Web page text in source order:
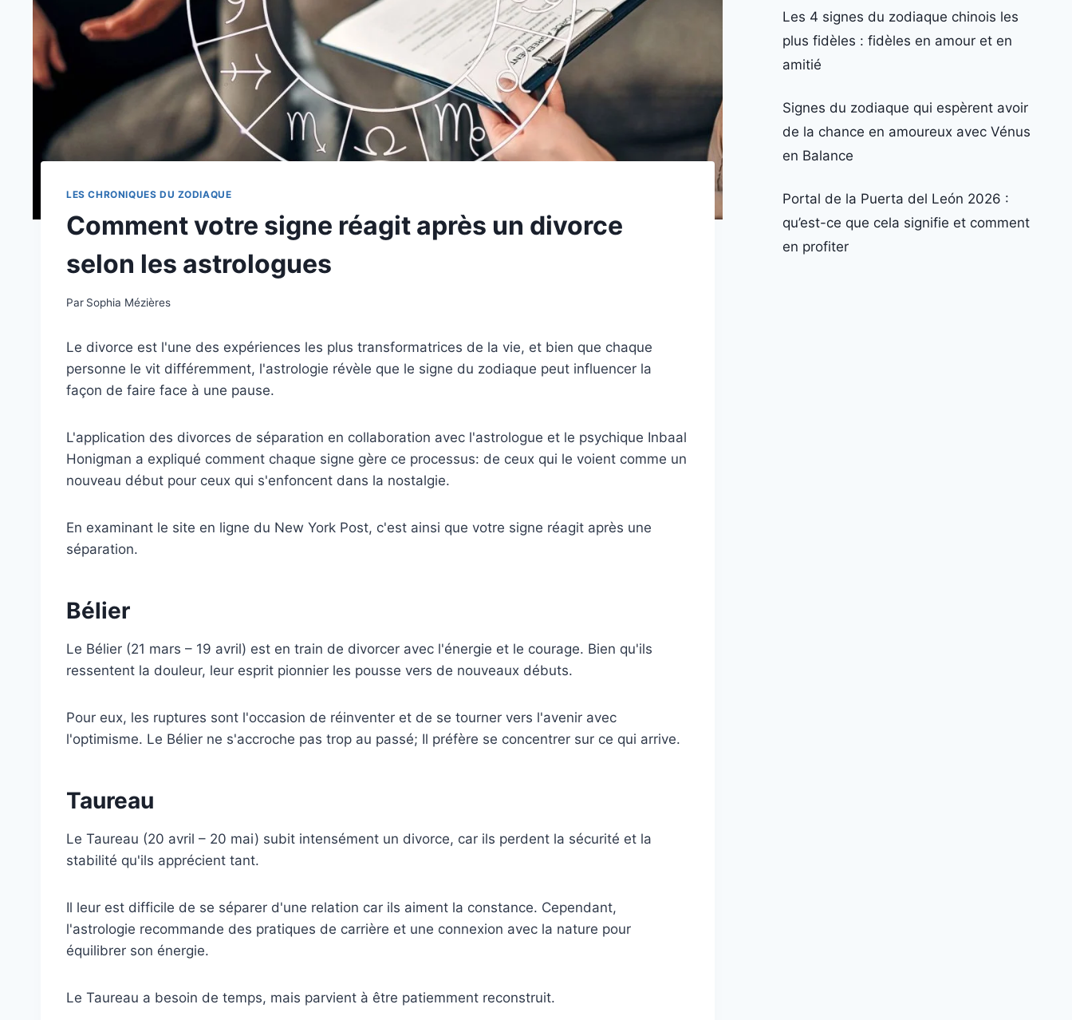
LES CHRONIQUES DU ZODIAQUE
Comment votre signe réagit après un divorce
selon les astrologues
Par Sophia Mézières
Le divorce est l'une des expériences les plus transformatrices de la vie, et bien que chaque
personne le vit différemment, l'astrologie révèle que le signe du zodiaque peut influencer la
façon de faire face à une pause.
L'application des divorces de séparation en collaboration avec l'astrologue et le psychique Inbaal
Honigman a expliqué comment chaque signe gère ce processus: de ceux qui le voient comme un
nouveau début pour ceux qui s'enfoncent dans la nostalgie.
En examinant le site en ligne du New York Post, c'est ainsi que votre signe réagit après une
séparation.
Bélier
Le Bélier (21 mars – 19 avril) est en train de divorcer avec l'énergie et le courage. Bien qu'ils
ressentent la douleur, leur esprit pionnier les pousse vers de nouveaux débuts.
Pour eux, les ruptures sont l'occasion de réinventer et de se tourner vers l'avenir avec
l'optimisme. Le Bélier ne s'accroche pas trop au passé; Il préfère se concentrer sur ce qui arrive.
Taureau
Le Taureau (20 avril – 20 mai) subit intensément un divorce, car ils perdent la sécurité et la
stabilité qu'ils apprécient tant.
Il leur est difficile de se séparer d'une relation car ils aiment la constance. Cependant,
l'astrologie recommande des pratiques de carrière et une connexion avec la nature pour
équilibrer son énergie.
Le Taureau a besoin de temps, mais parvient à être patiemment reconstruit.
Les 4 signes du zodiaque chinois les
plus fidèles : fidèles en amour et en
amitié
Signes du zodiaque qui espèrent avoir
de la chance en amoureux avec Vénus
en Balance
Portal de la Puerta del León 2026 :
qu’est-ce que cela signifie et comment
en profiter